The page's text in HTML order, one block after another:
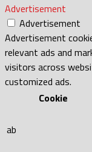
Advertisement
Advertisement
Advertisement
relevant ads and
visitors across
customized ads.
Cookie
ab